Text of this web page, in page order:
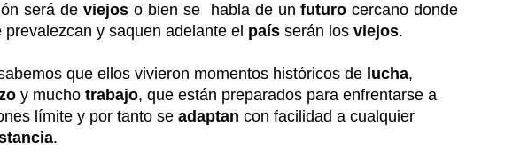
será de viejoso bien se habla de unfuturo cercano donde
prevalezcan y saquen adelante el país serán los viejos.
que ellos vivieron momentos históricos de lucha,
y mucho trabajo, que están preparados para enfrentarse a
límite y por tanto se adaptan con facilidad a cualquier
.